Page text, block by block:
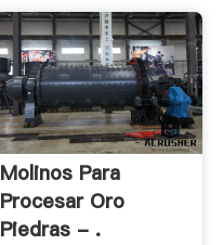
Molinos Para
Procesar Oro
Piedras - .